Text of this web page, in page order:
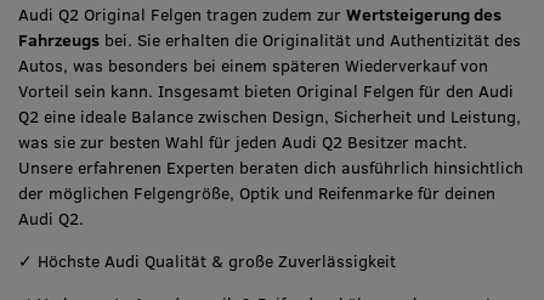
Audi Q2 Original Felgen tragen zudem zur Wertsteigerung des
Fahrzeugs bei. Sie erhalten die Originalität und Authentizität des
Autos, was besonders bei einem späteren Wiederverkauf von
Vorteil sein kann. Insgesamt bieten Original Felgen für den Audi
Q2 eine ideale Balance zwischen Design, Sicherheit und Leistung,
was sie zur besten Wahl für jeden Audi Q2 Besitzer macht.
Unsere erfahrenen Experten beraten dich ausführlich hinsichtlich
der möglichen Felgengröße, Optik und Reifenmarke für deinen
Audi Q2.
✓ Höchste Audi Qualität & große Zuverlässigkeit